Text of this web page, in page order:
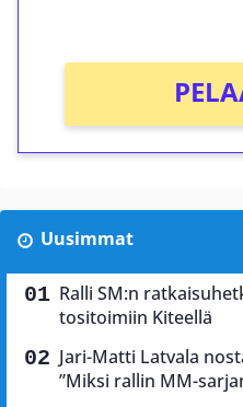
Uusimmat
Ralli SM:n
tositoimiin Kiteellä
Jari-Matti Latvala
”Miksi rallin MM-